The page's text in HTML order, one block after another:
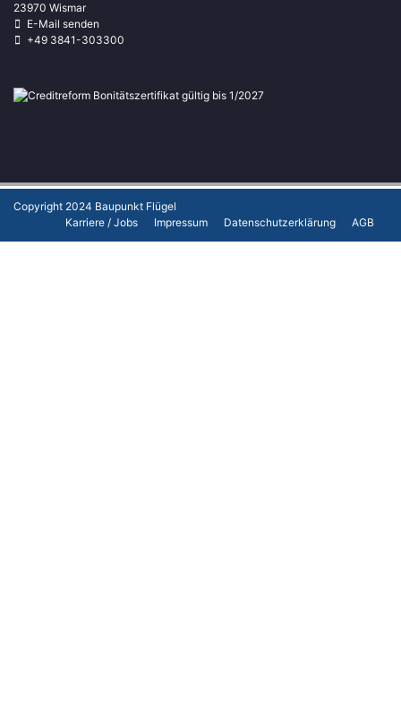
23970 Wismar
E-Mail senden
+49 3841-303300
Copyright 2024 Baupunkt Flügel
Karriere / Jobs
Impressum Datenschutzerklärung AGB